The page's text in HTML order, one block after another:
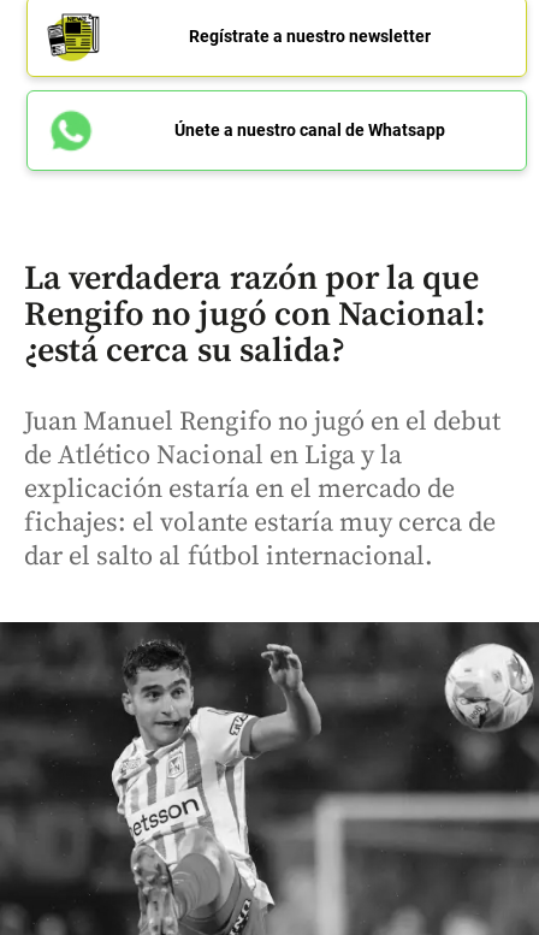
Regístrate a nuestro newsletter
Únete a nuestro canal de Whatsapp
La verdadera razón por la que
Rengifo no jugó con Nacional:
¿está cerca su salida?
Juan Manuel Rengifo no jugó en el debut
de Atlético Nacional en Liga y la
explicación estaría en el mercado de
fichajes: el volante estaría muy cerca de
dar el salto al fútbol internacional.